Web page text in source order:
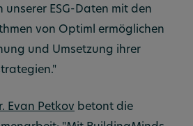
ESG-Daten mit den
von Optiml ermöglichen
und Umsetzung ihrer
Evan Petkov betont die